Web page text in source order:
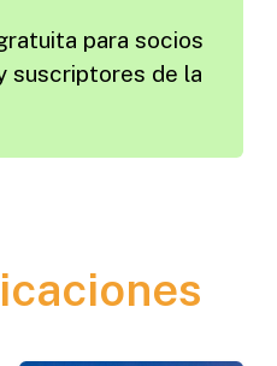
para socios
suscriptores de la